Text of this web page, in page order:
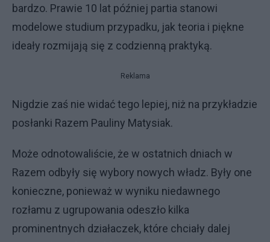
bardzo. Prawie 10 lat później partia stanowi
modelowe studium przypadku, jak teoria i piękne
ideały rozmijają się z codzienną praktyką.
Reklama
Nigdzie zaś nie widać tego lepiej, niż na przykładzie
posłanki Razem Pauliny Matysiak.
Może odnotowaliście, że w ostatnich dniach w
Razem odbyły się wybory nowych władz. Były one
konieczne, ponieważ w wyniku niedawnego
rozłamu z ugrupowania odeszło kilka
prominentnych działaczek, które chciały dalej